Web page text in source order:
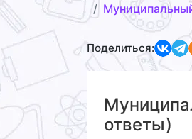
Поделиться:
ответы)